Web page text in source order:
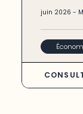
juin 2026 -